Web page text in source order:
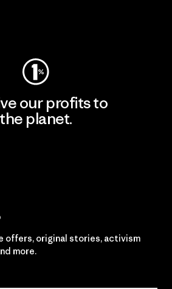
our profits to
the planet.
offers, original stories, activism
more.